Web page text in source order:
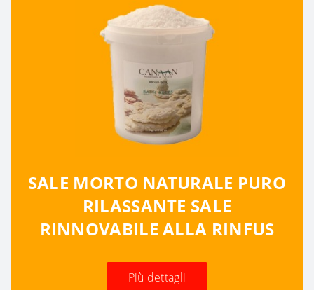
SALE MORTO NATURALE PURO
RILASSANTE SALE
RINNOVABILE ALLA RINFUS
Più dettagli